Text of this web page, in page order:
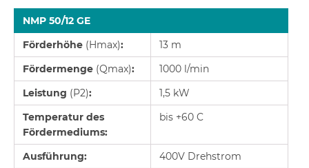
NMP 50/12 GE
Förderhöhe (Hmax):
13 m
Fördermenge (Qmax):
1000 l/min
Leistung (P2):
1,5 kW
Temperatur des
Fördermediums:
bis +60 C
Ausführung: 400V Drehstrom